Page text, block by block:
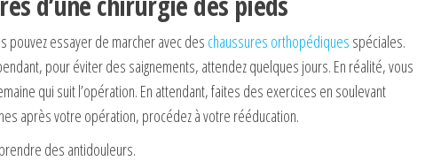
essayer de marcher avec des chaussures orthopédiques spéciales.
pour éviter des saignements, attendez quelques jours. En réalité, vous
qui suit l’opération. En attendant, faites des exercices en soulevant
après votre opération, procédez à votre rééducation.
des antidouleurs.